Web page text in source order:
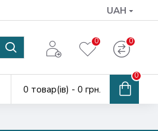
UAH
0 0
0 товар(ів) - 0 грн.
0